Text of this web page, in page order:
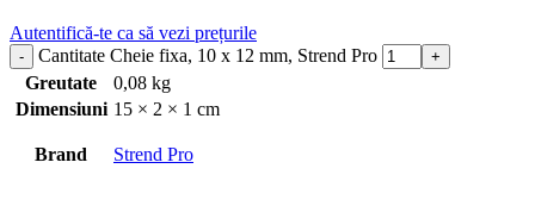
Autentifică-te ca să vezi prețurile
Cantitate Cheie fixa, 10 x 12 mm, Strend Pro
Greutate
0,08 kg
Dimensiuni 15 × 2 × 1 cm
Brand Strend Pro